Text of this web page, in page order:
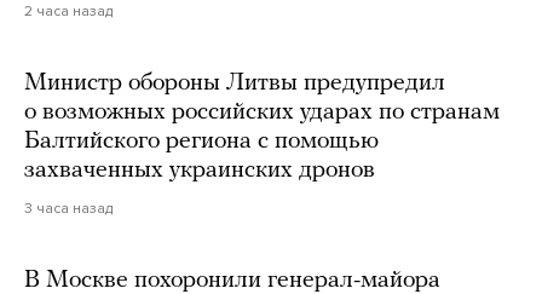
2 часа назад
Министр обороны Литвы предупредил
о возможных российских ударах по странам
Балтийского региона с помощью
захваченных украинских дронов
3 часа назад
В Москве похоронили генерал-майора